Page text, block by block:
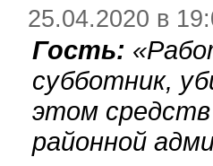
25.04.2020 в
Гость: «
субботник,
этом
районной